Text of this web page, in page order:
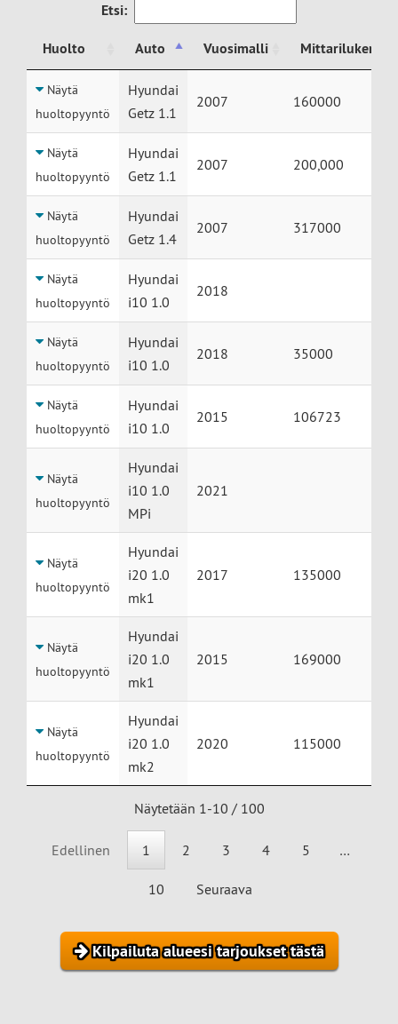
Etsi:
Huolto Auto Vuosimalli
Mittarilukema
Huolto
Auto
Näytä
huoltopyyntö
Hyundai
Getz 1.1
2007 160000
Näytä
huoltopyyntö
Hyundai
Getz 1.1
2007 200,000
Näytä
huoltopyyntö
Hyundai
Getz 1.4
2007 317000
Näytä
huoltopyyntö
Hyundai
i10 1.0
2018
Näytä
huoltopyyntö
Hyundai
i10 1.0
2018 35000
Näytä
huoltopyyntö
Hyundai
i10 1.0
2015 106723
Näytä
huoltopyyntö
Hyundai
i10 1.0
MPi
2021
Näytä
huoltopyyntö
Hyundai
i20 1.0
mk1
2017 135000
Näytä
huoltopyyntö
Hyundai
i20 1.0
mk1
2015 169000
Näytä
huoltopyyntö
Hyundai
i20 1.0
mk2
2020 115000
Näytetään 1-10 / 100
Edellinen 1 2 3 4 5 …
10 Seuraava
Kilpailuta alueesi tarjoukset tästä